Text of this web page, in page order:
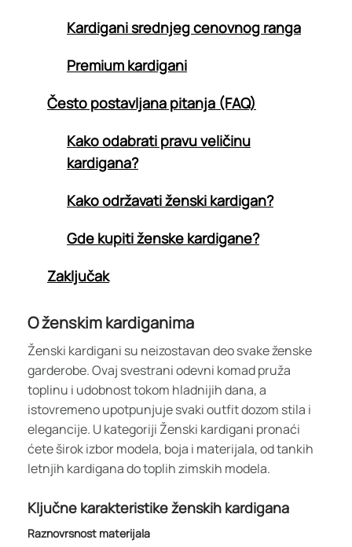
Kardigani srednjeg cenovnog ranga
Premium kardigani
Često postavljana pitanja (FAQ)
Kako odabrati pravu veličinu
kardigana?
Kako održavati ženski kardigan?
Gde kupiti ženske kardigane?
Zaključak
O ženskim kardiganima
Ženski kardigani su neizostavan deo svake ženske
garderobe. Ovaj svestrani odevni komad pruža
toplinu i udobnost tokom hladnijih dana, a
istovremeno upotpunjuje svaki outfit dozom stila i
elegancije. U kategoriji Ženski kardigani pronaći
ćete širok izbor modela, boja i materijala, od tankih
letnjih kardigana do toplih zimskih modela.
Ključne karakteristike ženskih kardigana
Raznovrsnost materijala